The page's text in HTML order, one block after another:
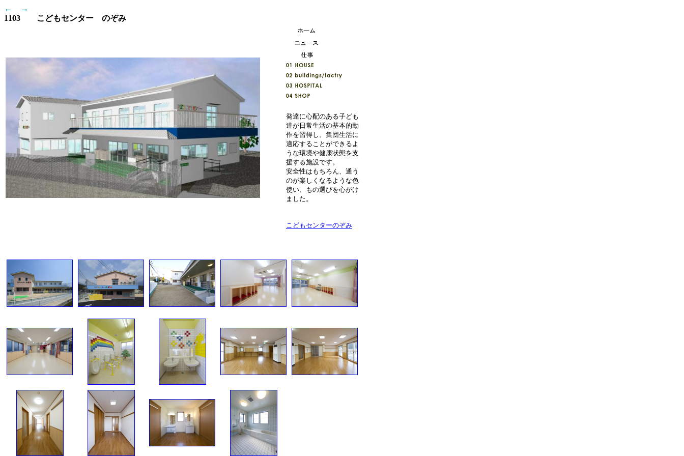
←
→
1103 こどもセンター のぞみ
発達に心配のある子ども
達が日常生活の基本的動
作を習得し、集団生活に
適応することができるよ
うな環境や健康状態を支
援する施設です。
安全性はもちろん、通う
のが楽しくなるような色
使い、もの選びを心がけ
ました。
こどもセンターのぞみ